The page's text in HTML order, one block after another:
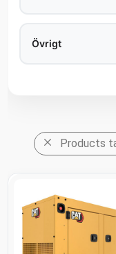
Övrigt
Products